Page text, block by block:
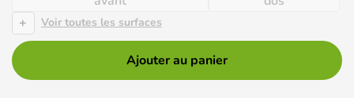
+
Voir toutes les surfaces
Ajouter au panier